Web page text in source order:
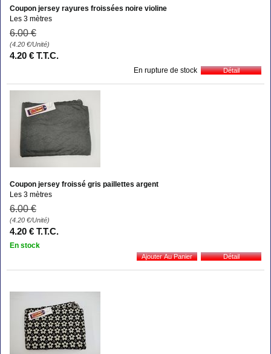
Coupon jersey rayures froissées noire violine
Les 3 mètres
6.00 €
(4.20 €/Unité)
4.20 € T.T.C.
En rupture de stock
Coupon jersey froissé gris paillettes argent
Les 3 mètres
6.00 €
(4.20 €/Unité)
4.20 € T.T.C.
En stock